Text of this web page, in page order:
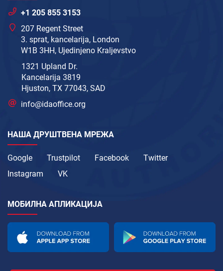
+1 205 855 3153
207 Regent Street
3. sprat, kancelarija, London
W1B 3HH, Ujedinjeno Kraljevstvo
1321 Upland Dr.
Kancelarija 3819
Hjuston, TX 77043, SAD
info@idaoffice.org
НАША ДРУШТВЕНА МРЕЖА
Google Trustpilot Facebook
Twitter
Instagram
VK
МОБИЛНА АПЛИКАЦИЈА